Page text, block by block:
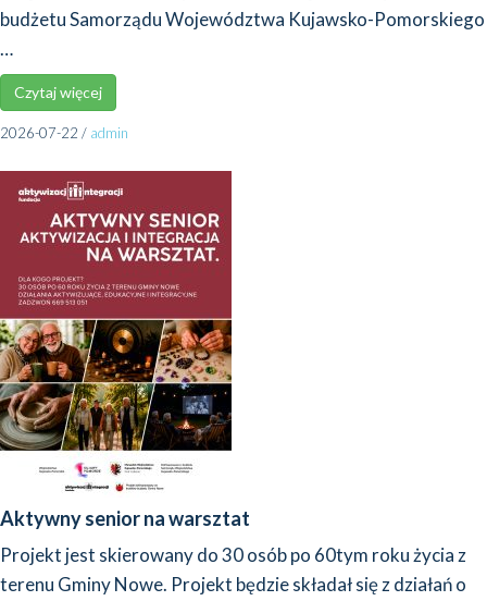
budże­tu Samo­rzą­du Woje­wódz­twa Kujaw­sko-Pomor­skie­go
…
Czy­taj wię­cej
2026-07-22 / admin
Aktywny senior na warsztat
Pro­jekt jest skie­ro­wa­ny do 30 osób po 60tym roku życia z
tere­nu Gmi­ny Nowe. Pro­jekt będzie skła­dał się z dzia­łań o